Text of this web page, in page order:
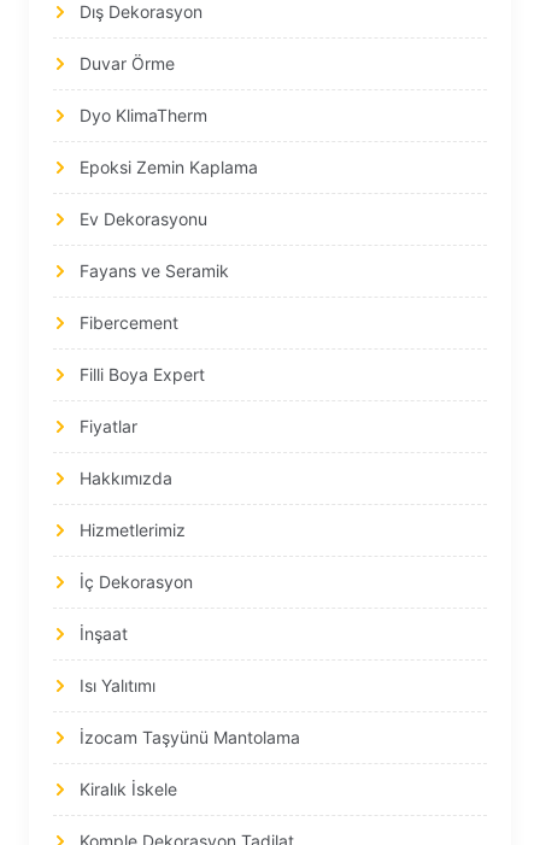
Dış Dekorasyon
Duvar Örme
Dyo KlimaTherm
Epoksi Zemin Kaplama
Ev Dekorasyonu
Fayans ve Seramik
Fibercement
Filli Boya Expert
Fiyatlar
Hakkımızda
Hizmetlerimiz
İç Dekorasyon
İnşaat
Isı Yalıtımı
İzocam Taşyünü Mantolama
Kiralık İskele